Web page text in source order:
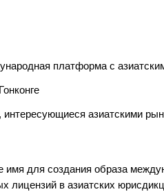
платформа с
интересующиеся азиатскими
имя для создания образа
лицензий в азиатских